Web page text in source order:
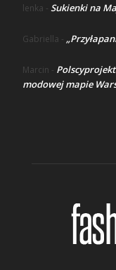
lenka - Sukienki na
Gabriella -
Marcin -
modowej mapie